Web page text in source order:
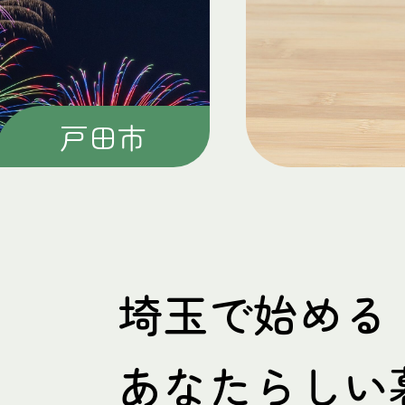
上尾市
埼玉で始める
あなたらし